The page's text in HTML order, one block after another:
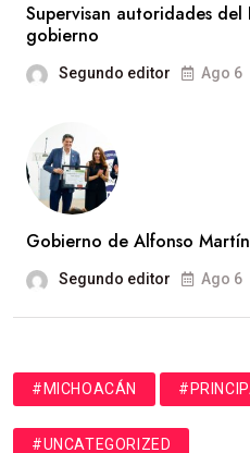
Supervisan autoridades del
gobierno
Segundo editor Ago 6
Gobierno de Alfonso
Segundo editor Ago 6
#MICHOACÁN
#UNCATEGORIZED